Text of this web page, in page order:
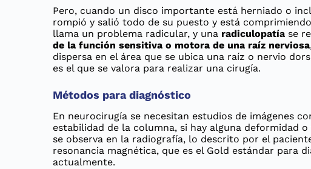
Pero, cuando un disco importante está herniado o
rompió y salió todo de su puesto y está
llama un problema radicular, y una radiculopatía se
de la función sensitiva o motora de una raíz nerviosa
dispersa en el área que se ubica una raíz o nervio
es el que se valora para realizar una cirugía.
Métodos para diagnóstico
En neurocirugía se necesitan estudios de imágenes
estabilidad de la columna, si hay alguna deformidad
se observa en la radiografía, lo descrito por el
resonancia magnética, que es el Gold estándar para
actualmente.